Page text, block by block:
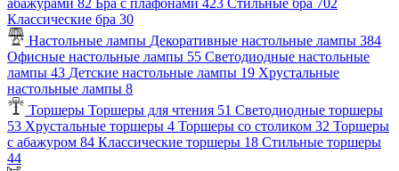
абажурами 82 Бра с плафонами 423 Стильные бра 702
Классические бра 30
Настольные лампы Декоративные настольные лампы 384
Офисные настольные лампы 55 Светодиодные настольные
лампы 43 Детские настольные лампы 19 Хрустальные
настольные лампы 8
Торшеры Торшеры для чтения 51 Светодиодные торшеры
53 Хрустальные торшеры 4 Торшеры со столиком 32 Торшеры
с абажуром 84 Классические торшеры 18 Стильные торшеры
44